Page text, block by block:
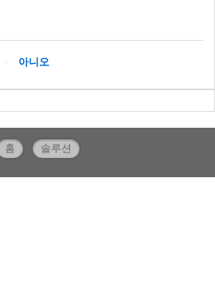
아니오
홈 솔루션